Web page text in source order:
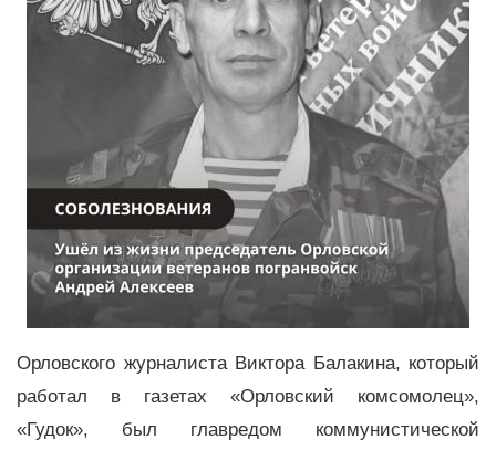
Орловского журналиста Виктора Балакина, который
работал в газетах «Орловский комсомолец»,
«Гудок», был главредом коммунистической